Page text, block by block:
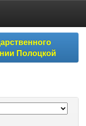
Полоцкой